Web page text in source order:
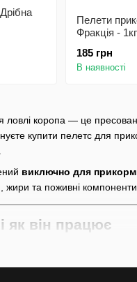
коропа — це
купити пелетс для
виключно для
та поживні
як він працює
Пелети
Фракція - 1кг
185 грн
В наявності